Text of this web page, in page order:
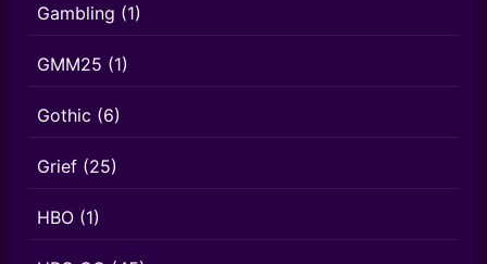
Gambling (1)
GMM25 (1)
Gothic (6)
Grief (25)
HBO (1)